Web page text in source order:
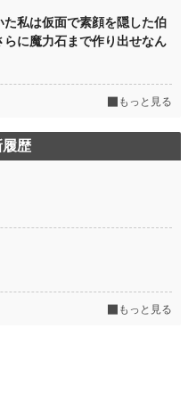
た私は仮面で素顔を隠した伯
に魔力石まで作り出せなん
もっと見る
歴
もっと見る